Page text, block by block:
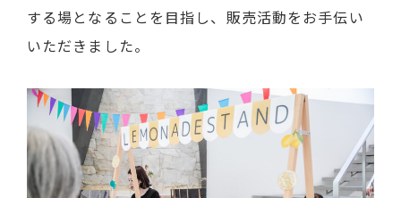
する場となることを目指し、販売活動をお手伝い
いただきました。